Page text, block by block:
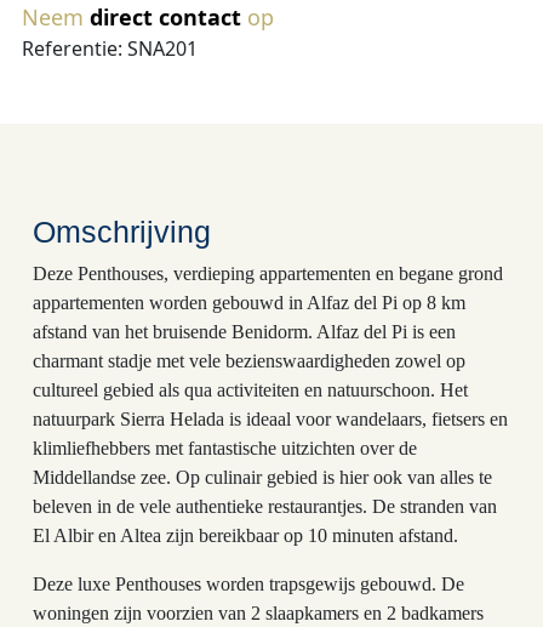
Neem direct contact op
Referentie: SNA201
Omschrijving
Deze Penthouses, verdieping appartementen en begane grond
appartementen worden gebouwd in Alfaz del Pi op 8 km
afstand van het bruisende Benidorm. Alfaz del Pi is een
charmant stadje met vele bezienswaardigheden zowel op
cultureel gebied als qua activiteiten en natuurschoon. Het
natuurpark Sierra Helada is ideaal voor wandelaars, fietsers en
klimliefhebbers met fantastische uitzichten over de
Middellandse zee. Op culinair gebied is hier ook van alles te
beleven in de vele authentieke restaurantjes. De stranden van
El Albir en Altea zijn bereikbaar op 10 minuten afstand.
Deze luxe Penthouses worden trapsgewijs gebouwd. De
woningen zijn voorzien van 2 slaapkamers en 2 badkamers